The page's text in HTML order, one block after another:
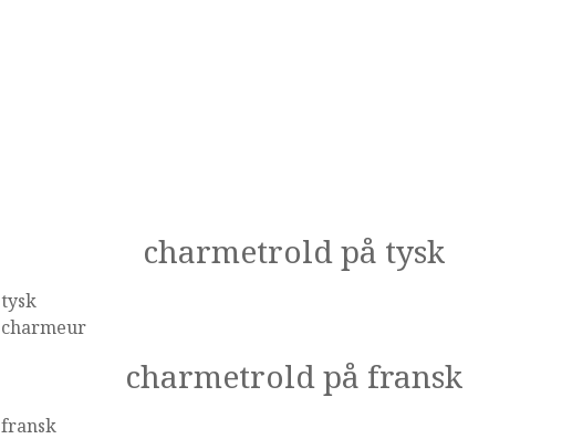
charmetrold på tysk
tysk
charmeur
charmetrold på fransk
fransk